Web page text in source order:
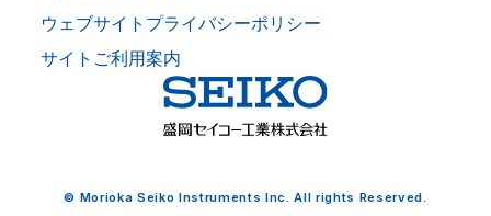
ウェブサイトプライバシーポリシー
サイトご利用案内
© Morioka Seiko Instruments Inc. All rights Reserved.